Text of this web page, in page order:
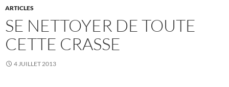
ARTICLES
SE NETTOYER DE TOUTE
CETTE CRASSE
4 JUILLET 2013